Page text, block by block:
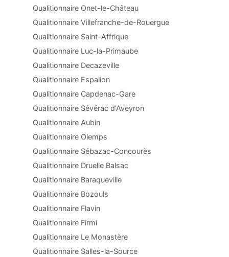
Qualitionnaire Onet-le-Château
Qualitionnaire Villefranche-de-Rouergue
Qualitionnaire Saint-Affrique
Qualitionnaire Luc-la-Primaube
Qualitionnaire Decazeville
Qualitionnaire Espalion
Qualitionnaire Capdenac-Gare
Qualitionnaire Sévérac d'Aveyron
Qualitionnaire Aubin
Qualitionnaire Olemps
Qualitionnaire Sébazac-Concourès
Qualitionnaire Druelle Balsac
Qualitionnaire Baraqueville
Qualitionnaire Bozouls
Qualitionnaire Flavin
Qualitionnaire Firmi
Qualitionnaire Le Monastère
Qualitionnaire Salles-la-Source